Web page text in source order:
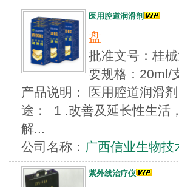
医用腔道润滑剂
盘
批准文号：桂
要规格：20ml/
产品说明： 医用腔道润滑
途： 1 .改善及延长性生活
解...
公司名称： 广西信业生物技
紫外线治疗仪